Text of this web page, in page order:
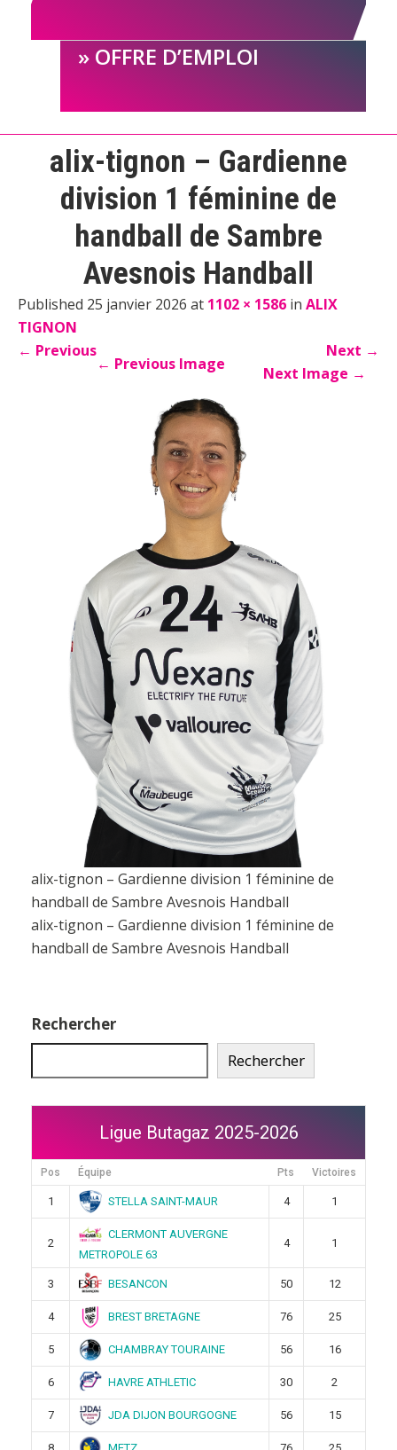
OFFRE D’EMPLOI
alix-tignon – Gardienne
division 1 féminine de
handball de Sambre
Avesnois Handball
Published 25 janvier 2026 at 1102 × 1586 in ALIX
TIGNON
← Previous Next →
← Previous Image Next Image →
alix-tignon – Gardienne division 1 féminine de
handball de Sambre Avesnois Handball
alix-tignon – Gardienne division 1 féminine de
handball de Sambre Avesnois Handball
Rechercher
Rechercher
Ligue Butagaz 2025-2026
Pos Équipe Pts Victoires
1 STELLA SAINT-MAUR 4 1
2
CLERMONT AUVERGNE
METROPOLE 63
4 1
3 BESANCON 50 12
4 BREST BRETAGNE 76 25
5 CHAMBRAY TOURAINE 56 16
6 HAVRE ATHLETIC 30 2
7 JDA DIJON BOURGOGNE 56 15